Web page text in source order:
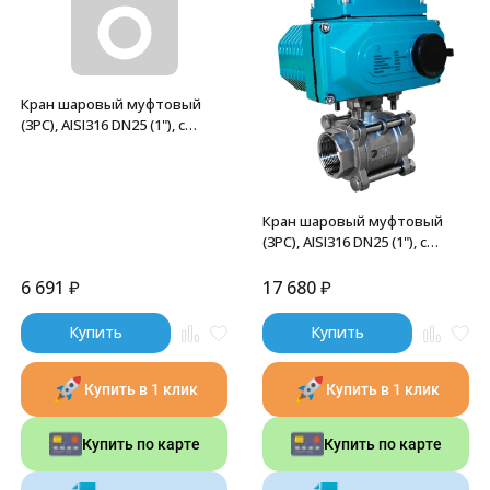
Кран шаровый муфтовый
(3PC), AISI316 DN25 (1"), с
6 691 ₽
Купить
Купить в 1 клик
Купить по карте
Кран шаровый муфтовый
(3PC), AISI316 DN25 (1"), с
(С-03), NK-BMTp25/6*PEAH30
17 680₽
Купить
Купить в 1 клик
Купить по карте